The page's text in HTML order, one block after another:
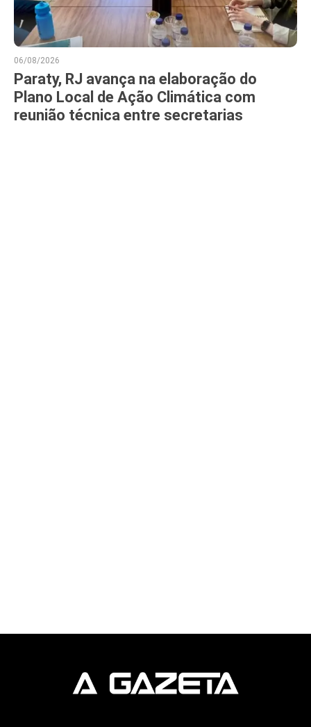
06/08/2026
Paraty, RJ avança na elaboração do
Plano Local de Ação Climática com
reunião técnica entre secretarias